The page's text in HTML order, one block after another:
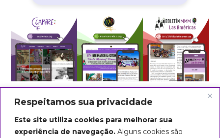
Respeitamos sua privacidade
Este site utiliza cookies para melhorar sua
experiência de navegação. Alguns cookies são